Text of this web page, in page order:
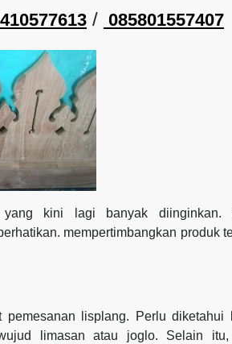
/ 085801557407
kini lagi banyak diinginkan.
mempertimbangkan produk
lisplang. Perlu diketahui
limasan atau joglo. Selain itu,